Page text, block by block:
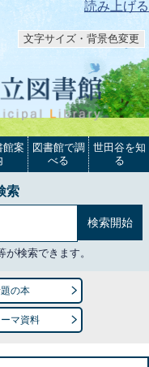
読み上げる
文字サイズ・背景色変更
館案
図書館で調
べる
世田谷を知
る
索
検索できます。
の本
マ資料